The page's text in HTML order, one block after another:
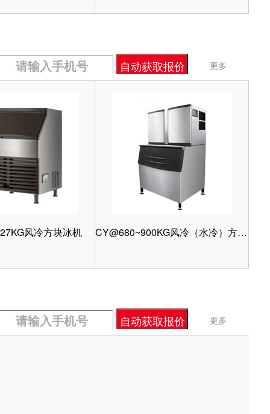
更多
风冷方块冰机 CY@680~900KG风冷（水冷）方块冰机
更多